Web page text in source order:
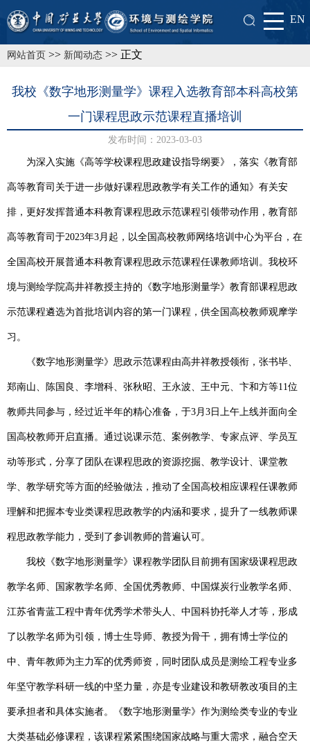
EN
网站首页 >> 新闻动态 >> 正文
我校《数字地形测量学》课程入选教育部本科高校第
一门课程思政示范课程直播培训
发布时间：2023-03-03
为深入实施《高等学校课程思政建设指导纲要》，落实《教育部
高等教育司关于进一步做好课程思政教学有关工作的通知》有关安
排，更好发挥普通本科教育课程思政示范课程引领带动作用，教育部
高等教育司于2023年3月起，以全国高校教师网络培训中心为平台，在
全国高校开展普通本科教育课程思政示范课程任课教师培训。我校环
境与测绘学院高井祥教授主持的《数字地形测量学》教育部课程思政
示范课程遴选为首批培训内容的第一门课程，供全国高校教师观摩学
习。
《数字地形测量学》思政示范课程由高井祥教授领衔，张书毕、
郑南山、陈国良、李增科、张秋昭、王永波、王中元、卞和方等11位
教师共同参与，经过近半年的精心准备，于3月3日上午上线并面向全
国高校教师开启直播。通过说课示范、案例教学、专家点评、学员互
动等形式，分享了团队在课程思政的资源挖掘、教学设计、课堂教
学、教学研究等方面的经验做法，推动了全国高校相应课程任课教师
理解和把握本专业类课程思政教学的内涵和要求，提升了一线教师课
程思政教学能力，受到了参训教师的普遍认可。
我校《数字地形测量学》课程教学团队目前拥有国家级课程思政
教学名师、国家教学名师、全国优秀教师、中国煤炭行业教学名师、
江苏省青蓝工程中青年优秀学术带头人、中国科协托举人才等，形成
了以教学名师为引领，博士生导师、教授为骨干，拥有博士学位的
中、青年教师为主力军的优秀师资，同时团队成员是测绘工程专业多
年坚守教学科研一线的中坚力量，亦是专业建设和教研教改项目的主
要承担者和具体实施者。《数字地形测量学》作为测绘类专业的专业
大类基础必修课程，该课程紧紧围绕国家战略与重大需求，融合空天